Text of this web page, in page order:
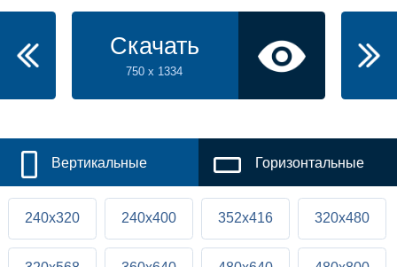
Скачать
750 x 1334
Вертикальные Горизонтальные
240x320 240x400 352x416 320x480